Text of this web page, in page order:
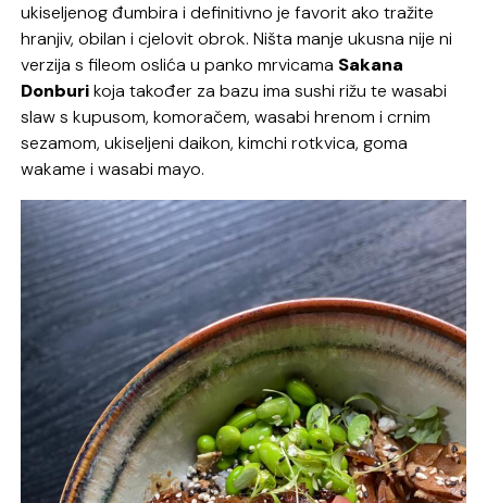
ukiseljenog đumbira i definitivno je favorit ako tražite
hranjiv, obilan i cjelovit obrok. Ništa manje ukusna nije ni
verzija s fileom oslića u panko mrvicama Sakana
Donburikoja također za bazu ima sushi rižu te wasabi
slaw s kupusom, komoračem, wasabi hrenom i crnim
sezamom, ukiseljeni daikon, kimchi rotkvica, goma
wakame i wasabi mayo.